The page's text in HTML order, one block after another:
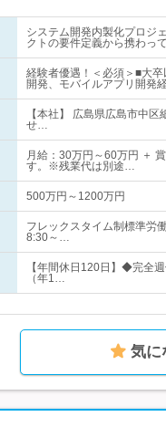
システム開発内製化プロジ
クトの要件定義から携わっ
経験者優遇！＜必須＞■大
開発、モバイルアプリ開発
【本社】 広島県広島市中
せ…
月給：30万円～60万円 ＋
す。※残業代は別途…
500万円～1200万円
フレックスタイム制標準労
8:30～…
【年間休日120日】◆完全
（年1…
気に